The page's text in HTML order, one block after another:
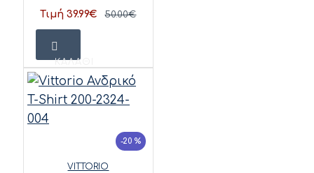
Τιμή 39.99€ 50.00€
ΚΑΛΆΘΙ
-20 %
VITTORIO